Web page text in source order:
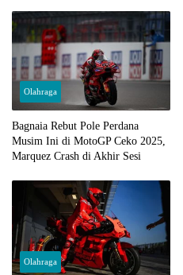
Olahraga
Bagnaia Rebut Pole Perdana
Musim Ini di MotoGP Ceko 2025,
Marquez Crash di Akhir Sesi
Olahraga